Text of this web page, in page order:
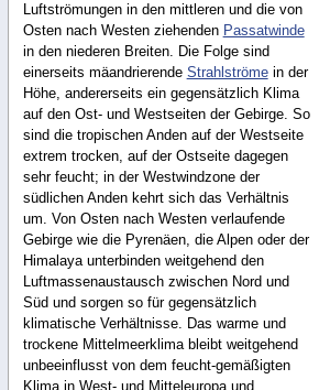
Luftströmungen in den mittleren und die von
Osten nach Westen ziehenden Passatwinde
in den niederen Breiten. Die Folge sind
einerseits mäandrierende Strahlströmein der
Höhe, andererseits ein gegensätzlich Klima
auf den Ost- und Westseiten der Gebirge. So
sind die tropischen Anden auf der Westseite
extrem trocken, auf der Ostseite dagegen
sehr feucht; in der Westwindzone der
südlichen Anden kehrt sich das Verhältnis
um. Von Osten nach Westen verlaufende
Gebirge wie die Pyrenäen, die Alpen oder der
Himalaya unterbinden weitgehend den
Luftmassenaustausch zwischen Nord und
Süd und sorgen so für gegensätzlich
klimatische Verhältnisse. Das warme und
trockene Mittelmeerklima bleibt weitgehend
unbeeinflusst von dem feucht-gemäßigten
Klima in West- und Mitteleuropa und